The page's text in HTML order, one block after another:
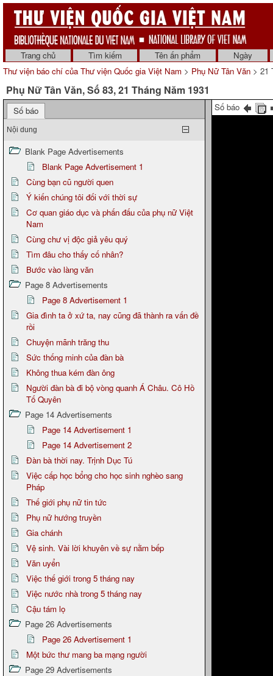
Trang chủ Tìm kiếm Tên ấn phẩm
Ngày
Thư viện báo chí của Thư viện Quốc gia Việt Nam > Phụ Nữ Tân Văn > 21
Phụ Nữ Tân Văn, Số 83, 21 Tháng Năm 1931
Số báo
Nội dung
Blank Page Advertisements
Blank Page Advertisement 1
Cùng bạn cũ người quen
Ý kiến chúng tôi đối với thời sự
Cơ quan giáo dục và phấn đấu của phụ nữ Việt
Nam
Cùng chư vị độc giả yêu quý
Tìm đâu cho thấy cố nhân?
Bước vào làng văn
Page 8 Advertisements
Page 8 Advertisement 1
Gia đình ta ở xứ ta, nay cũng đã thành ra vấn đề
rồi
Chuyện mãnh trăng thu
Sức thống minh của đàn bà
Không thua kém đàn ông
Người đàn bà đi bộ vòng quanh Á Châu. Cô Hồ
Tố Quyên
Page 14 Advertisements
Page 14 Advertisement 1
Page 14 Advertisement 2
Đàn bà thời nay. Trịnh Dục Tú
Việc cấp học bổng cho học sinh nghèo sang
Pháp
Thế giới phụ nữ tin tức
Phụ nữ hướng truyền
Gia chánh
Vệ sinh. Vài lời khuyên về sự nằm bếp
Văn uyển
Việc thế giới trong 5 tháng nay
Việc nước nhà trong 5 tháng nay
Cậu tám lọ
Page 26 Advertisements
Page 26 Advertisement 1
Một bức thư mang ba mạng người
Page 29 Advertisements
Số báo